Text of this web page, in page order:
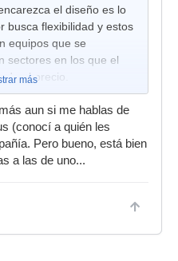
el diseño es lo
busca flexibilidad y estos
equipos que se
sectores en los que el
el precio.
más
aun si me hablas de
(conocí a quién les
Pero bueno, está bien
a las de uno...